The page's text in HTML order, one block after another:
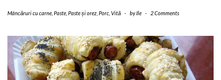
Mâncăruri cu carne Paste Paste și orez Porc Vită - byIle - 2 Comments